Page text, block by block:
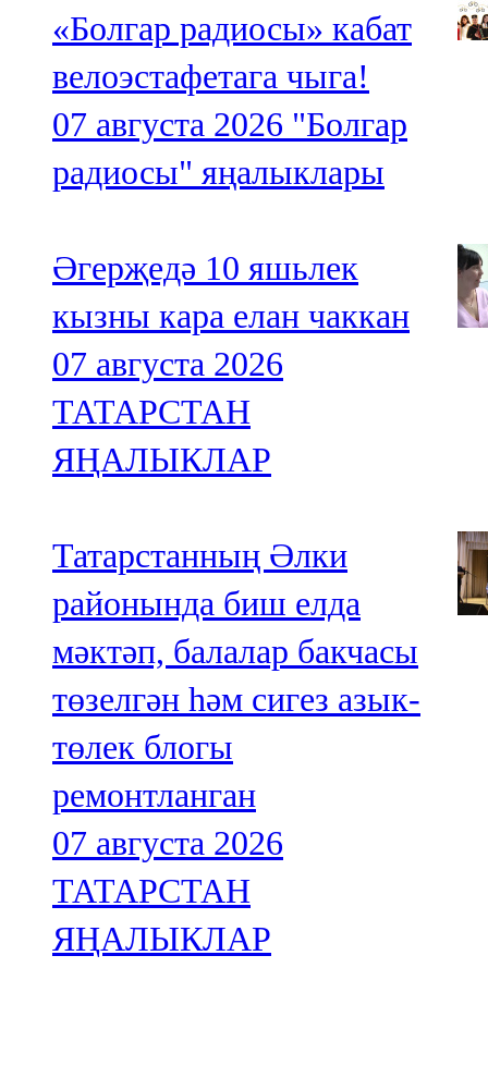
«Болгар радиосы» кабат
велоэстафетага чыга!
07 августа 2026 "Болгар
радиосы" яңалыклары
Әгерҗедә 10 яшьлек
кызны кара елан чаккан
07 августа 2026
ТАТАРСТАН
ЯҢАЛЫКЛАР
Татарстанның Әлки
районында биш елда
мәктәп, балалар бакчасы
төзелгән һәм сигез азык-
төлек блогы
ремонтланган
07 августа 2026
ТАТАРСТАН
ЯҢАЛЫКЛАР